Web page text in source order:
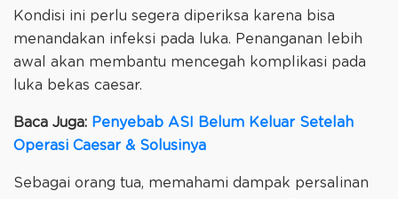
Kondisi ini perlu segera diperiksa karena bisa
menandakan infeksi pada luka. Penanganan lebih
awal akan membantu mencegah komplikasi pada
luka bekas caesar.
Baca Juga: Penyebab ASI Belum Keluar Setelah
Operasi Caesar & Solusinya
Sebagai orang tua, memahami dampak persalinan